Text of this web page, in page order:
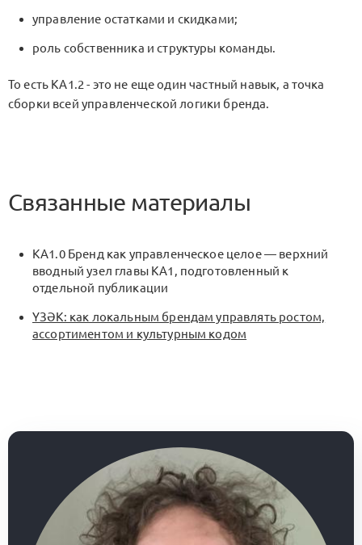
управление остатками и скидками;
роль собственника и структуры команды.
То есть KA1.2 - это не еще один частный навык, а точка
сборки всей управленческой логики бренда.
Связанные материалы
KA1.0 Бренд как управленческое целое — верхний
вводный узел главы KA1 , подготовленный к
отдельной публикации
ҮЗӘК: как локальным брендам управлять ростом,
ассортиментом и культурным кодом